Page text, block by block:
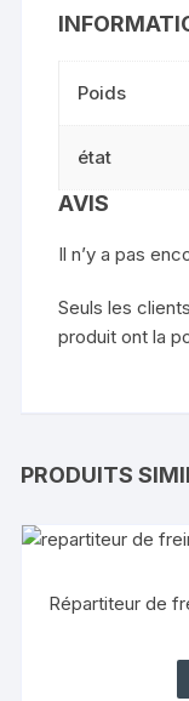
Poids
état
AVIS
Il n’y a pas
Seuls les
produit ont la
PRODUITS
Répartiteur de